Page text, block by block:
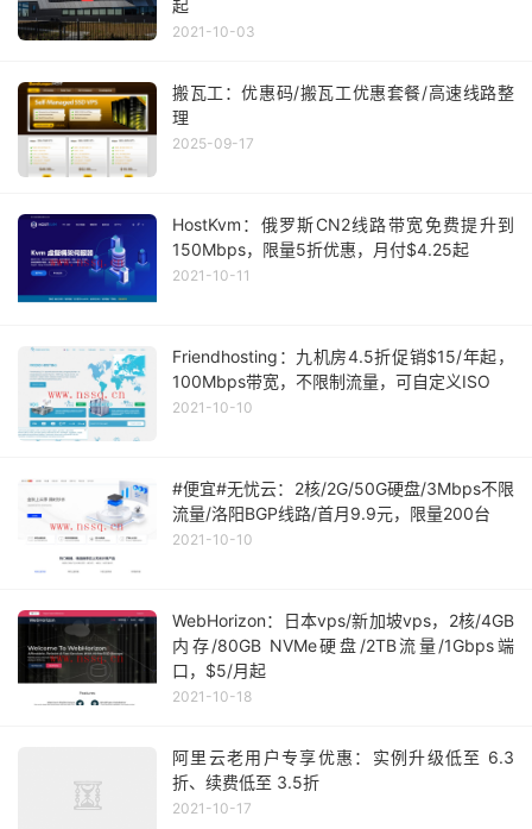
起
2021-10-03
搬瓦工：优惠码/搬瓦工优惠套餐/高速线路整
理
2025-09-17
HostKvm：俄罗斯CN2线路带宽免费提升到
150Mbps，限量5折优惠，月付$4.25起
2021-10-11
Friendhosting：九机房4.5折促销$15/年起，
100Mbps带宽，不限制流量，可自定义ISO
2021-10-10
#便宜#无忧云：2核/2G/50G硬盘/3Mbps不限
流量/洛阳BGP线路/首月9.9元，限量200台
2021-10-10
WebHorizon：日本vps/新加坡vps，2核/4GB
内存/80GB NVMe硬盘/2TB流量/1Gbps端
口，$5/月起
2021-10-18
阿里云老用户专享优惠：实例升级低至 6.3
折、续费低至 3.5折
2021-10-17